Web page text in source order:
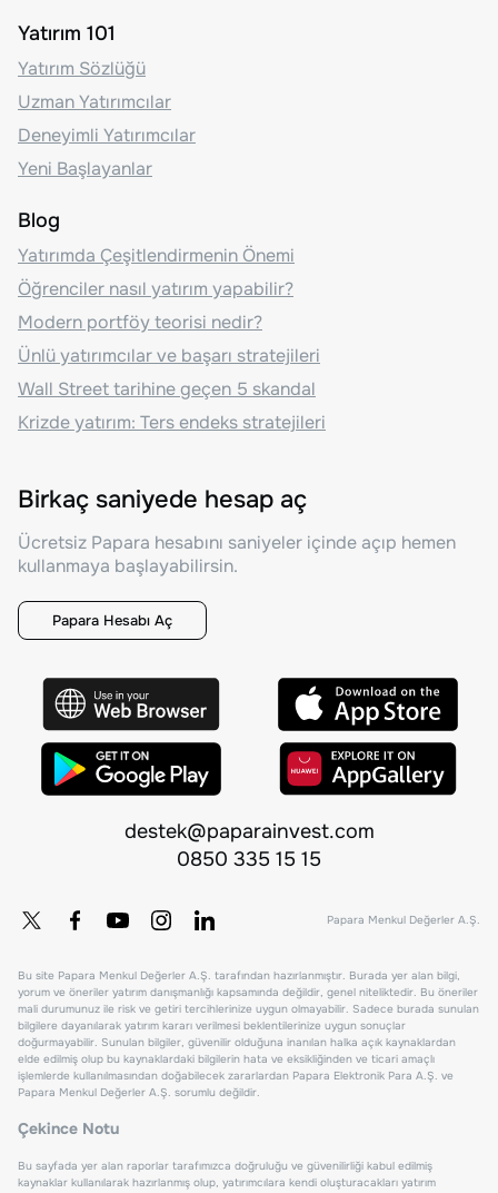
Yatırım 101
Yatırım Sözlüğü
Uzman Yatırımcılar
Deneyimli Yatırımcılar
Yeni Başlayanlar
Blog
Yatırımda Çeşitlendirmenin Önemi
Öğrenciler nasıl yatırım yapabilir?
Modern portföy teorisi nedir?
Ünlü yatırımcılar ve başarı stratejileri
Wall Street tarihine geçen 5 skandal
Krizde yatırım: Ters endeks stratejileri
Birkaç saniyede hesap aç
Ücretsiz Papara hesabını saniyeler içinde açıp hemen
kullanmaya başlayabilirsin.
Papara Hesabı Aç
destek@paparainvest.com
0850 335 15 15
Papara Menkul Değerler A.Ş.
Bu site Papara Menkul Değerler A.Ş. tarafından hazırlanmıştır. Burada yer alan bilgi,
yorum ve öneriler yatırım danışmanlığı kapsamında değildir, genel niteliktedir. Bu öneriler
mali durumunuz ile risk ve getiri tercihlerinize uygun olmayabilir. Sadece burada sunulan
bilgilere dayanılarak yatırım kararı verilmesi beklentilerinize uygun sonuçlar
doğurmayabilir. Sunulan bilgiler, güvenilir olduğuna inanılan halka açık kaynaklardan
elde edilmiş olup bu kaynaklardaki bilgilerin hata ve eksikliğinden ve ticari amaçlı
işlemlerde kullanılmasından doğabilecek zararlardan Papara Elektronik Para A.Ş. ve
Papara Menkul Değerler A.Ş. sorumlu değildir.
Çekince Notu
Bu sayfada yer alan raporlar tarafımızca doğruluğu ve güvenilirliği kabul edilmiş
kaynaklar kullanılarak hazırlanmış olup, yatırımcılara kendi oluşturacakları yatırım